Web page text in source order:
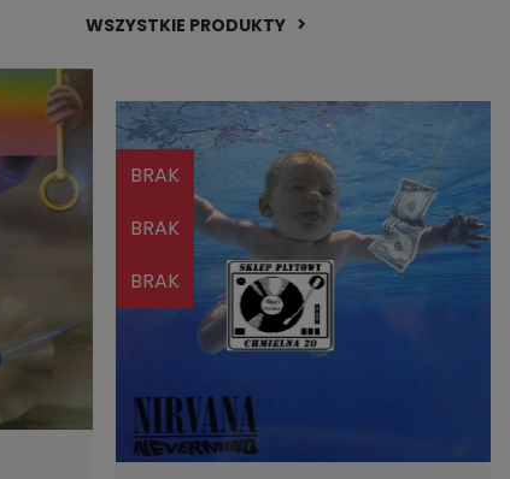
WSZYSTKIE PRODUKTY
POWIADOM O DOSTĘPNOŚCI
BRAK
BRAK
BRAK